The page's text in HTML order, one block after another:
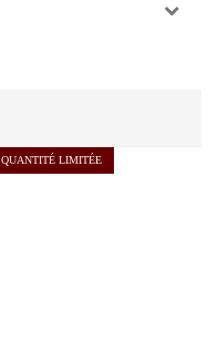
QUANTITÉ LIMITÉE